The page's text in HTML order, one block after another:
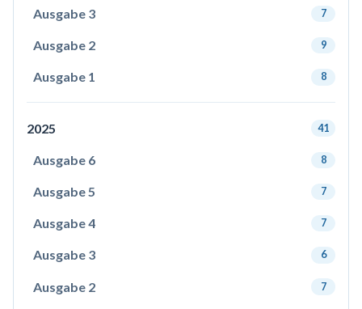
Ausgabe 3 7
Ausgabe 2 9
Ausgabe 1 8
2025 41
Ausgabe 6 8
Ausgabe 5 7
Ausgabe 4 7
Ausgabe 3 6
Ausgabe 2 7